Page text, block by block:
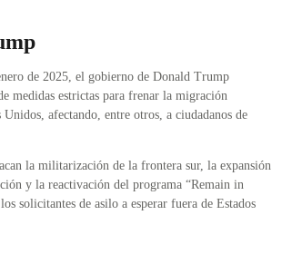
de 2025, el gobierno de Donald Trump
medidas estrictas para frenar la migración
afectando, entre otros, a ciudadanos de
la militarización de la frontera sur, la expansión
y la reactivación del programa “Remain in
solicitantes de asilo a esperar fuera de Estados